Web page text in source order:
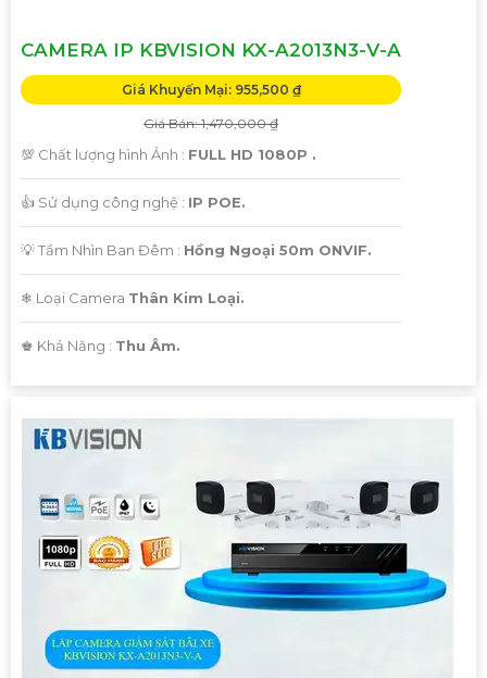
CAMERA IP KBVISION KX-A2013N3-V-A
Giá Khuyến Mại: 955,500 ₫
Giá Bán: 1,470,000 ₫
💯 Chất lượng hình Ảnh : FULL HD 1080P .
👍 Sử dụng công nghệ : IP POE.
💡 Tầm Nhìn Ban Đêm : Hồng Ngoại 50m ONVIF.
❄ Loại Camera Thân Kim Loại.
️♚ Khả Năng : Thu Âm.